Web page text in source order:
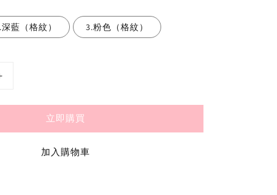
藍（格紋） 3.粉色（格紋）
立即購買
加入購物車